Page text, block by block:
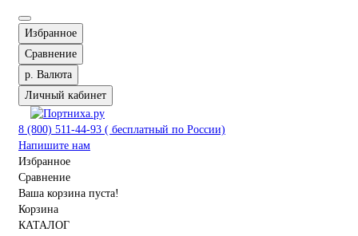
Избранное
Сравнение
р. Валюта
Личный кабинет
8 (800) 511-44-93 ( бесплатный по России)
Напишите нам
Избранное
Сравнение
Ваша корзина пуста!
Корзина
КАТАЛОГ